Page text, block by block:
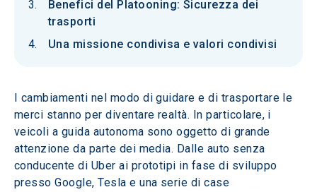
Benefici del Platooning: Sicurezza dei
trasporti
Una missione condivisa e valori condivisi
I cambiamenti nel modo di guidare e di trasportare le
merci stanno per diventare realtà. In particolare, i
veicoli a guida autonoma sono oggetto di grande
attenzione da parte dei media. Dalle auto senza
conducente di Uber ai prototipi in fase di sviluppo
presso Google, Tesla e una serie di case